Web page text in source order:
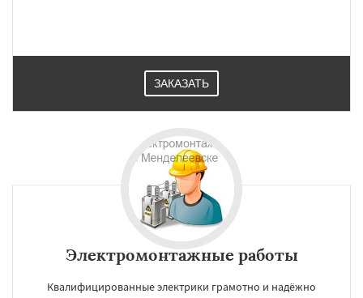
ЗАКАЗАТЬ
Электромонтажные работы
Квалифицированные электрики грамотно и надёжно